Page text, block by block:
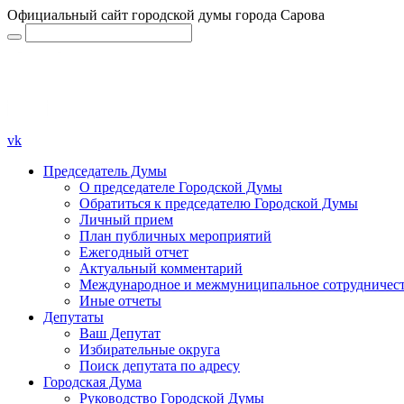
Официальный сайт городской думы города Сарова
vk
Председатель Думы
О председателе Городской Думы
Обратиться к председателю Городской Думы
Личный прием
План публичных мероприятий
Ежегодный отчет
Актуальный комментарий
Международное и межмуниципальное
Иные отчеты
Депутаты
Ваш Депутат
Избирательные округа
Поиск депутата по адресу
Городская Дума
Руководство Городской Думы